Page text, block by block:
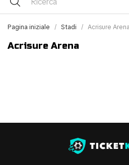
Pagina iniziale Stadi Acrisure
Acrisure Arena